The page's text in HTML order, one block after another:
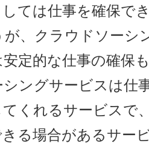
ては仕事を確保で
、クラウドソーシ
定的な仕事の確保
ングサービスは仕
くれるサービスで
る場合があるサー